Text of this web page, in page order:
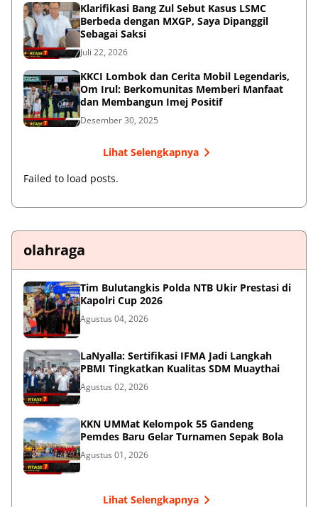
Klarifikasi Bang Zul Sebut Kasus LSMC
Berbeda dengan MXGP, Saya Dipanggil
Sebagai Saksi
Juli 22, 2026
KKCI Lombok dan Cerita Mobil Legendaris,
Om Irul: Berkomunitas Memberi Manfaat
dan Membangun Imej Positif
Desember 30, 2025
Lihat Selengkapnya
Failed to load posts.
olahraga
Tim Bulutangkis Polda NTB Ukir Prestasi di
Kapolri Cup 2026
Agustus 04, 2026
LaNyalla: Sertifikasi IFMA Jadi Langkah
PBMI Tingkatkan Kualitas SDM Muaythai
Agustus 02, 2026
KKN UMMat Kelompok 55 Gandeng
Pemdes Baru Gelar Turnamen Sepak Bola
Agustus 01, 2026
Lihat Selengkapnya